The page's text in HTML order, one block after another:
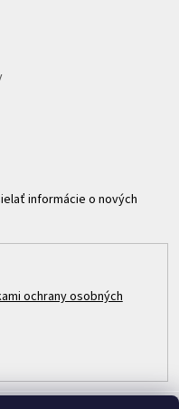
informácie o nových
ochrany osobných